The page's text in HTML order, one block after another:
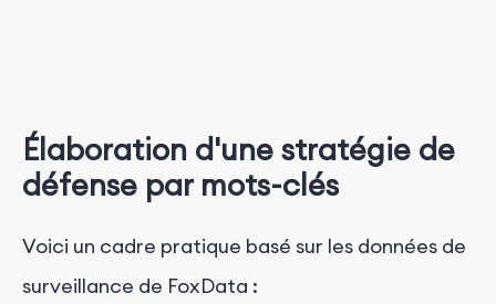
Élaboration d'une stratégie de
défense par mots-clés
Voici un cadre pratique basé sur les données de
surveillance de FoxData :